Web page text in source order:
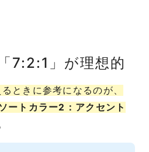
7:2:1」が理想的
ときに参考になるのが、
ートカラー2：アクセント